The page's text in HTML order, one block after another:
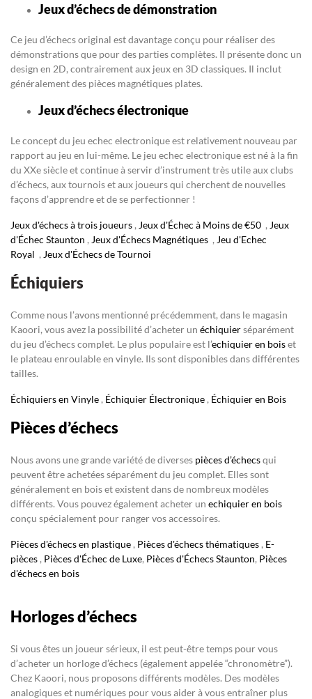
Jeux d’échecs de démonstration
Ce jeu d’échecs original est davantage conçu pour réaliser des
démonstrations que pour des parties complètes. Il présente donc un
design en 2D, contrairement aux jeux en 3D classiques. Il inclut
généralement des pièces magnétiques plates.
Jeux d’échecs électronique
Le concept du jeu echec electronique est relativement nouveau par
rapport au jeu en lui-même. Le jeu echec electronique est né à la fin
du XXe siècle et continue à servir d’instrument très utile aux clubs
d’échecs, aux tournois et aux joueurs qui cherchent de nouvelles
façons d’apprendre et de se perfectionner !
Jeux d'échecs à trois joueurs , Jeux d'Échec à Moins de €50 , Jeux
d'Échec Staunton , Jeux d'Échecs Magnétiques , Jeu d'Echec
Royal , Jeux d'Échecs de Tournoi
Échiquiers
Comme nous l’avons mentionné précédemment, dans le magasin
Kaoori, vous avez la possibilité d’acheter un échiquierséparément
du jeu d’échecs complet. Le plus populaire est l’echiquier en boiset
le plateau enroulable en vinyle. Ils sont disponibles dans différentes
tailles.
Échiquiers en Vinyle , Échiquier Électronique , Échiquier en Bois
Pièces d’échecs
Nous avons une grande variété de diverses pièces d’échecsqui
peuvent être achetées séparément du jeu complet. Elles sont
généralement en bois et existent dans de nombreux modèles
différents. Vous pouvez également acheter un echiquier en bois
conçu spécialement pour ranger vos accessoires.
Pièces d'échecs en plastique , Pièces d'échecs thématiques , E-
pièces , Pièces d'Échec de Luxe, Pièces d'Échecs Staunton, Pièces
d'échecs en bois
Horloges d’échecs
Si vous êtes un joueur sérieux, il est peut-être temps pour vous
d’acheter un horloge d’échecs (également appelée “chronomètre”).
Chez Kaoori, nous proposons différents modèles. Des modèles
analogiques et numériques pour vous aider à vous entraîner plus